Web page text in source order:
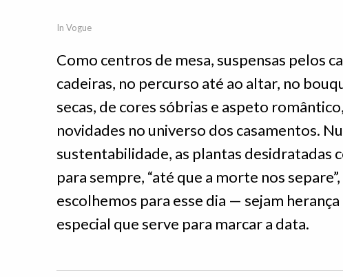
In Vogue
Como centros de mesa, suspensas pelos
cadeiras, no percurso até ao altar, no
secas, de cores sóbrias e aspeto
novidades no universo dos casamentos.
sustentabilidade, as plantas desidratadas
para sempre, “até que a morte nos
escolhemos para esse dia — sejam
especial que serve para marcar a data.